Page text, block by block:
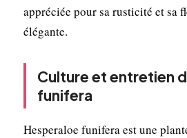
appréciée pour sa rusticité et sa
élégante.
Culture et entretien
funifera
Hesperaloe funifera est une